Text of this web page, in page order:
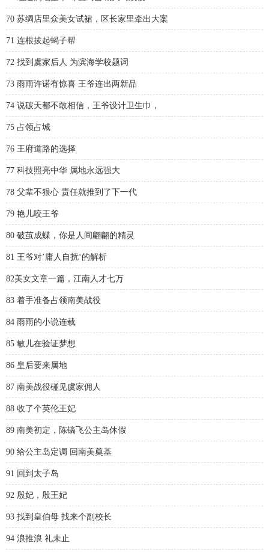
70 苏绸店里众美女试裙，区长家里牵出大案
71 连根拔起蝎子帮
72 找到虞家后人 为滨海学校题词
73 雨雨许诺有惊喜 王爷连出两新品
74 说破天都不敢相信，王爷设计卫生巾，
75 占领占城
76 王府道路的选择
77 科技照亮中华 属地永远强大
78 父辈不狠心 责任就推到了下一代
79 艳儿咬王爷
80 破茧成蝶，你是人间翩翩的精灵
81 王爷对’庸人自扰‘的解析
82美女文章一篇，江南人才七万
83 着手准备占领南美战役
84 雨雨的小说连载
85 敏儿在验证梦想
86 皇后要来属地
87 南美战役碰见虞家佣人
88 收了个英伦王妃
89 南美初定，陈镝飞公主岛休假
90 给公主岛定调 回南美奠基
91 回到太子岛
92 殷妃，殷王妃
93 找到皇伯母 找来个副校长
94 浪推浪 礼未止